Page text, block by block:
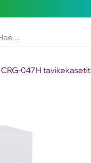
CRG-047H tavikekasetit